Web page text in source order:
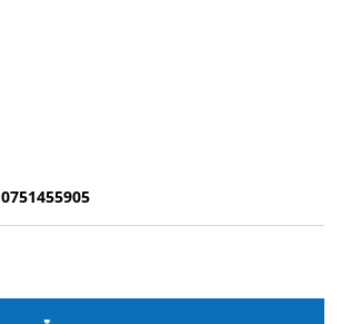
0751455905